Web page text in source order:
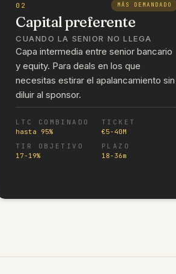
02 MÁS DEMANDADO
Capital preferente
CUANDO LA SENIOR NO LLEGA
Capa intermedia entre senior bancario
y equity. Para deals en los que
necesitas estirar el apalancamiento sin
diluir al sponsor.
LTC COMBINADO
hasta 95%
TICKET
€5-40M
TIR OBJETIVO
17-19%
PLAZO
18-36m